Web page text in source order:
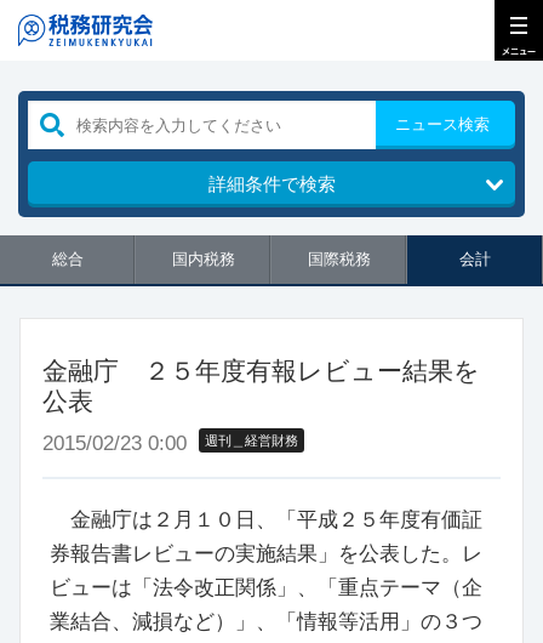
ニュース検索
詳細条件で検索
総合 国内税務 国際税務 会計
金融庁 ２５年度有報レビュー結果を
公表
2015/02/23 0:00 週刊＿経営財務
金融庁は２月１０日、「平成２５年度有価証
券報告書レビューの実施結果」を公表した。レ
ビューは「法令改正関係」、「重点テーマ（企
業結合、減損など）」、「情報等活用」の３つ